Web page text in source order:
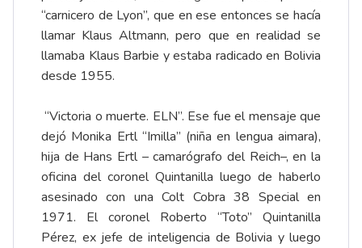
“carnicero de Lyon”, que en ese entonces se hacía
llamar Klaus Altmann, pero que en realidad se
llamaba Klaus Barbie y estaba radicado en Bolivia
desde 1955.
“Victoria o muerte. ELN”. Ese fue el mensaje que
dejó Monika Ertl “Imilla” (niña en lengua aimara),
hija de Hans Ertl – camarógrafo del Reich–, en la
oficina del coronel Quintanilla luego de haberlo
asesinado con una Colt Cobra 38 Special en
1971. El coronel Roberto “Toto” Quintanilla
Pérez, ex jefe de inteligencia de Bolivia y luego